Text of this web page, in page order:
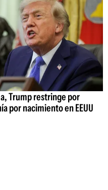
Trump restringe por
por nacimiento en EEUU